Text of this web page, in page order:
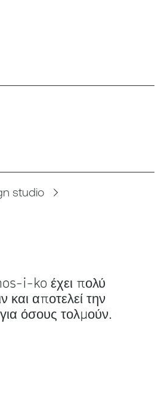
studio
i-ko έχει πολύ
και αποτελεί την
όσους τολμούν.